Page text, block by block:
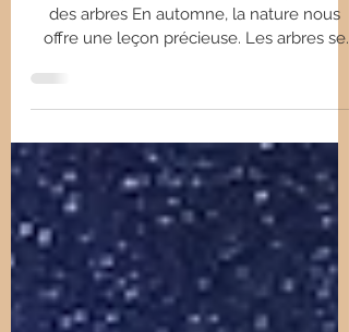
🍂 Lâcher prise en automne : une leçon inspirée
des arbres
🌳 Lâcher prise en automne : apprendre
des arbres En automne, la nature nous
délestent de leurs...